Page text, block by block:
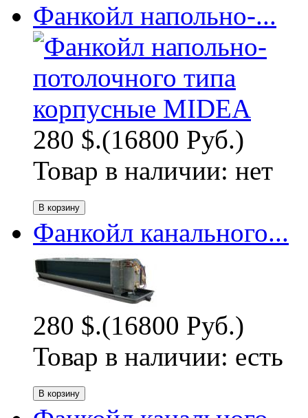
Фанкойл напольно-...
280 $.(16800 Руб.)
Товар в наличии: нет
Фанкойл канального...
280 $.(16800 Руб.)
Товар в наличии: есть